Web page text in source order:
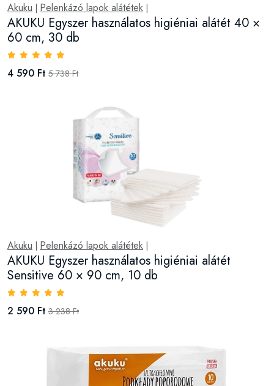
Akuku Pelenkázó lapok alátétek
AKUKU Egyszer használatos higiéniai alátét 40 ×
60 cm, 30 db
4 590 Ft 5 738 Ft
Akuku Pelenkázó lapok alátétek
AKUKU Egyszer használatos higiéniai alátét
Sensitive 60 × 90 cm, 10 db
2 590 Ft 3 238 Ft